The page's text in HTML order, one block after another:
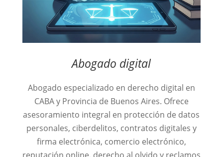
Abogado digital
Abogado especializado en derecho digital en
CABA y Provincia de Buenos Aires. Ofrece
asesoramiento integral en protección de datos
personales, ciberdelitos, contratos digitales y
firma electrónica, comercio electrónico,